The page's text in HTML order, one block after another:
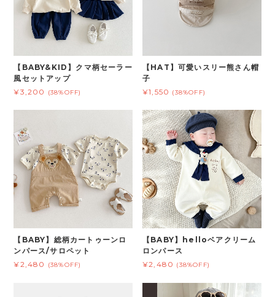
【BABY&KID】クマ柄セーラー
風セットアップ
¥3,200
(38%OFF)
【HAT】可愛いスリー熊さん帽
子
¥1,550 (38%OFF)
【BABY】総柄カートゥーンロ
ンパース/サロペット
¥2,480
(38%OFF)
【BABY】helloベアクリーム
ロンパース
¥2,480 (38%OFF)